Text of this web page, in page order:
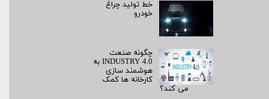
خط تولید چراغ
خودرو
چگونه صنعت
INDUSTRY 4.0 به
هوشمند سازی
کارخانه ها کمک
می کند؟